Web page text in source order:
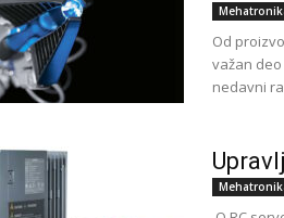
Od
važan
nedavni